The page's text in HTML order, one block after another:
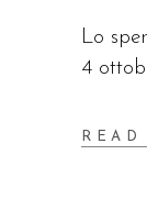
Lo
4
READ